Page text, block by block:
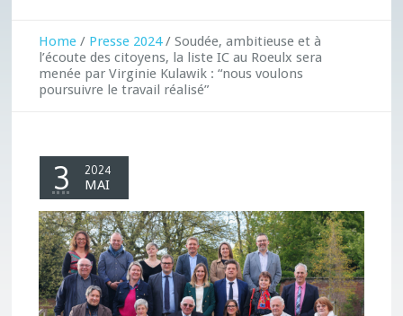
Home / Presse 2024 /Soudée, ambitieuse et à
l’écoute des citoyens, la liste IC au Roeulx sera
menée par Virginie Kulawik : “nous voulons
poursuivre le travail réalisé”
3 2024
MAI